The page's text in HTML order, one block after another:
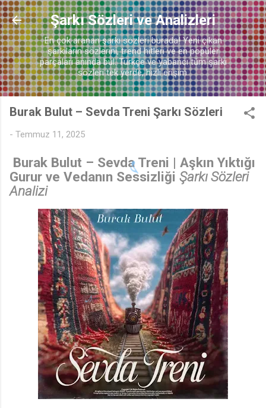
Ana içeriğe atla
Şarkı Sözleri ve Analizleri
En çok aranan şarkı sözleri burada! Yeni çıkan
şarkıların sözlerini, trend hitleri ve en popüler
parçaları anında bul. Türkçe ve yabancı tüm şarkı
sözleri tek yerde, hızlı erişim.
Burak Bulut – Sevda Treni Şarkı Sözleri
- Temmuz 11, 2025
Burak Bulut – Sevda Treni | Aşkın Yıktığı
Gurur ve Vedanın Sessizliği Şarkı Sözleri
Analizi
♬